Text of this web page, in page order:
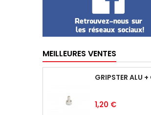
MEILLEURES VENTES
Prix
1,20 €